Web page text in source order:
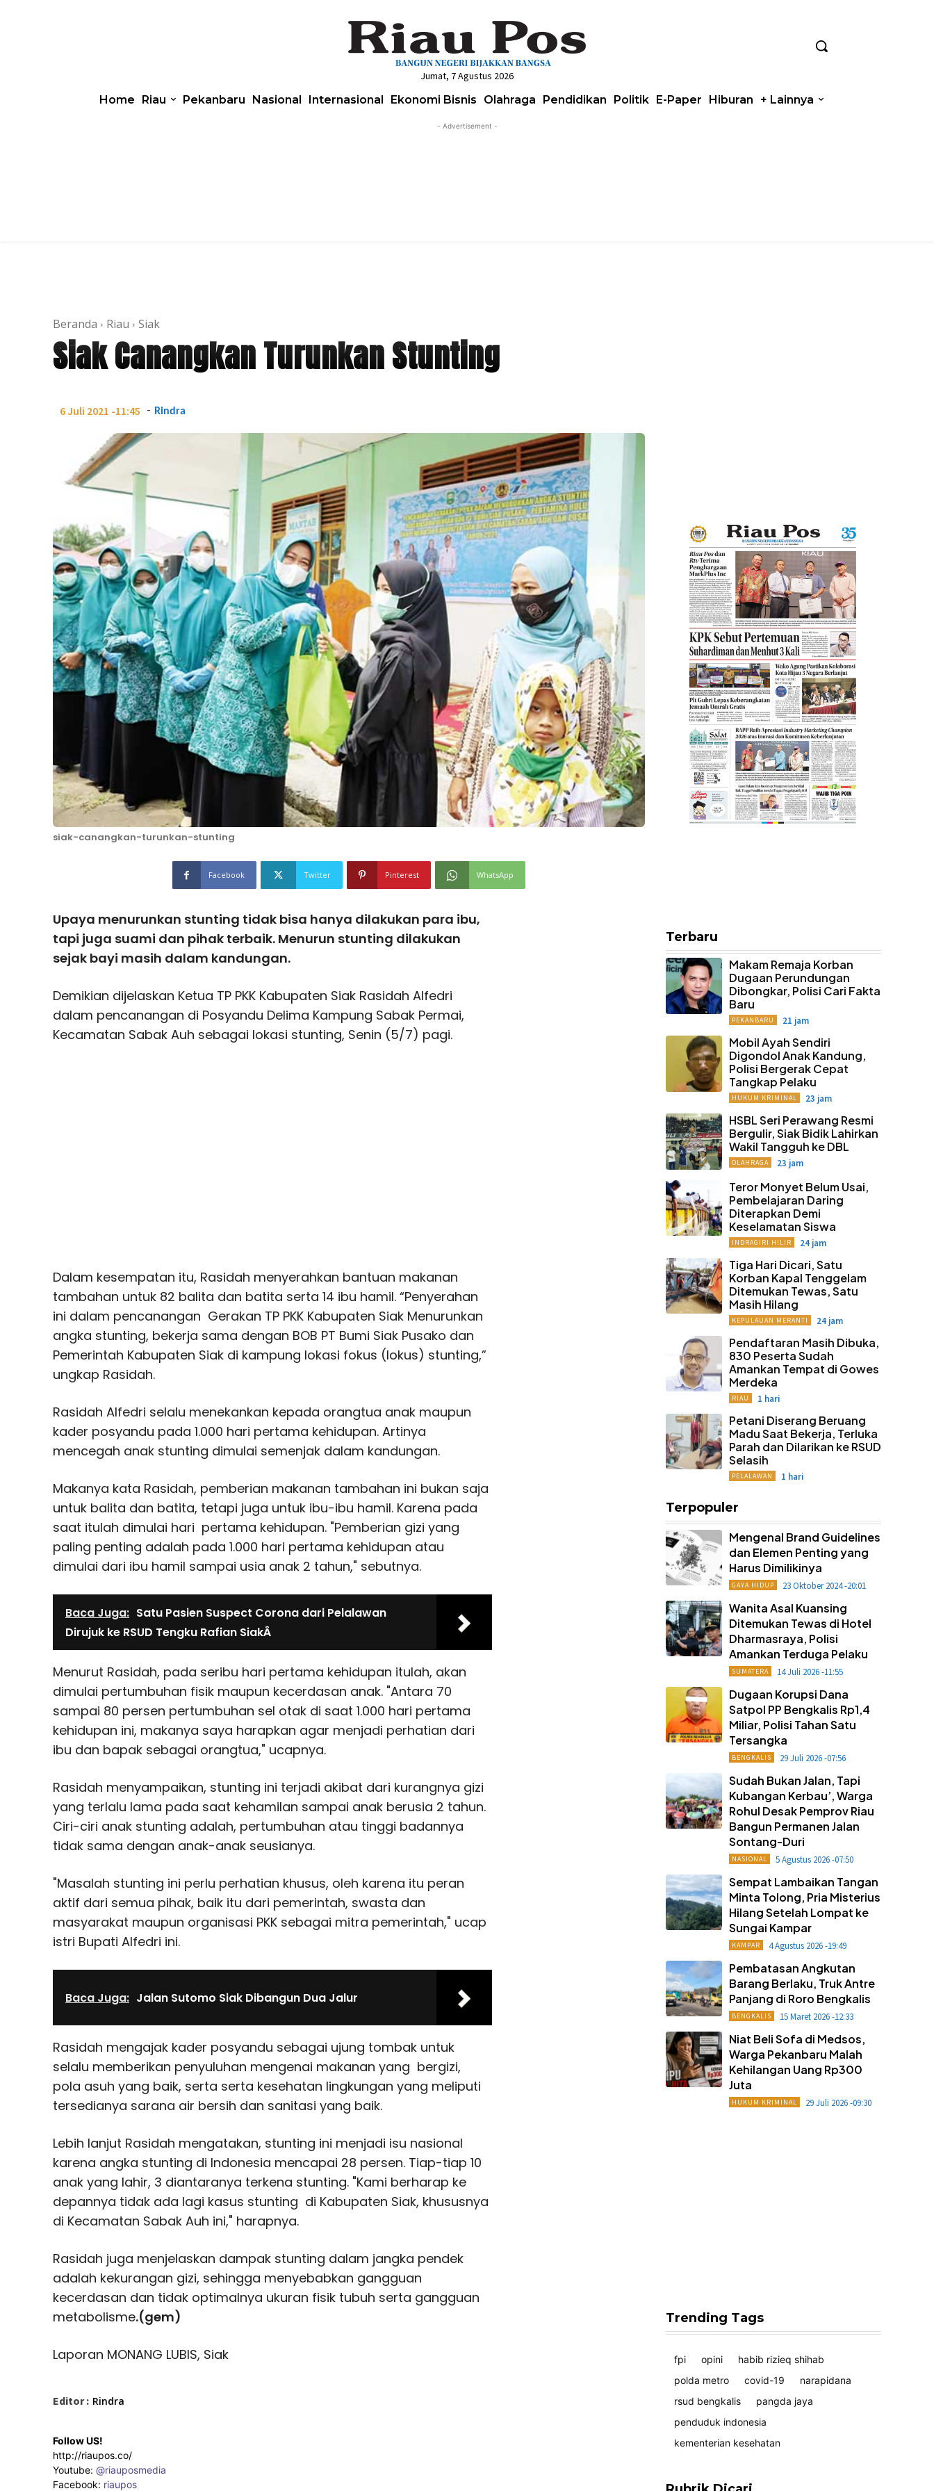
Jumat, 7 Agustus 2026
Home Riau Pekanbaru Nasional Internasional Ekonomi Bisnis Olahraga Pendidikan Politik E-Paper Hiburan + Lainnya
- Advertisement -
Beranda Riau Siak
Siak Canangkan Turunkan Stunting
6 Juli 2021 -11:45 - Rindra
siak-canangkan-turunkan-stunting
Facebook Twitter Pinterest WhatsApp
Upaya menurunkan stunting tidak bisa hanya dilakukan para ibu,
tapi juga suami dan pihak terbaik. Menurun stunting dilakukan
sejak bayi masih dalam kandungan.
Demikian dijelaskan Ketua TP PKK Kabupaten Siak Rasidah Alfedri
dalam pencanangan di Posyandu Delima Kampung Sabak Permai,
Kecamatan Sabak Auh sebagai lokasi stunting, Senin (5/7) pagi.
Dalam kesempatan itu, Rasidah menyerahkan bantuan makanan
tambahan untuk 82 balita dan batita serta 14 ibu hamil. “Penyerahan
ini dalam pencanangan Gerakan TP PKK Kabupaten Siak Menurunkan
angka stunting, bekerja sama dengan BOB PT Bumi Siak Pusako dan
Pemerintah Kabupaten Siak di kampung lokasi fokus (lokus) stunting,”
ungkap Rasidah.
Rasidah Alfedri selalu menekankan kepada orangtua anak maupun
kader posyandu pada 1.000 hari pertama kehidupan. Artinya
mencegah anak stunting dimulai semenjak dalam kandungan.
Makanya kata Rasidah, pemberian makanan tambahan ini bukan saja
untuk balita dan batita, tetapi juga untuk ibu-ibu hamil. Karena pada
saat itulah dimulai hari pertama kehidupan. "Pemberian gizi yang
paling penting adalah pada 1.000 hari pertama kehidupan atau
dimulai dari ibu hamil sampai usia anak 2 tahun," sebutnya.
Baca Juga: Satu Pasien Suspect Corona dari Pelalawan
Dirujuk ke RSUD Tengku Rafian SiakÂ
Menurut Rasidah, pada seribu hari pertama kehidupan itulah, akan
dimulai pertumbuhan fisik maupun kecerdasan anak. "Antara 70
sampai 80 persen pertumbuhan sel otak di saat 1.000 hari pertama
kehidupan ini, makanya saya harapkan agar menjadi perhatian dari
ibu dan bapak sebagai orangtua," ucapnya.
Rasidah menyampaikan, stunting ini terjadi akibat dari kurangnya gizi
yang terlalu lama pada saat kehamilan sampai anak berusia 2 tahun.
Ciri-ciri anak stunting adalah, pertumbuhan atau tinggi badannya
tidak sama dengan anak-anak seusianya.
"Masalah stunting ini perlu perhatian khusus, oleh karena itu peran
aktif dari semua pihak, baik itu dari pemerintah, swasta dan
masyarakat maupun organisasi PKK sebagai mitra pemerintah," ucap
istri Bupati Alfedri ini.
Baca Juga: Jalan Sutomo Siak Dibangun Dua Jalur
Rasidah mengajak kader posyandu sebagai ujung tombak untuk
selalu memberikan penyuluhan mengenai makanan yang bergizi,
pola asuh yang baik, serta serta kesehatan lingkungan yang meliputi
tersedianya sarana air bersih dan sanitasi yang baik.
Lebih lanjut Rasidah mengatakan, stunting ini menjadi isu nasional
karena angka stunting di Indonesia mencapai 28 persen. Tiap-tiap 10
anak yang lahir, 3 diantaranya terkena stunting. "Kami berharap ke
depannya tidak ada lagi kasus stunting di Kabupaten Siak, khususnya
di Kecamatan Sabak Auh ini," harapnya.
Rasidah juga menjelaskan dampak stunting dalam jangka pendek
adalah kekurangan gizi, sehingga menyebabkan gangguan
kecerdasan dan tidak optimalnya ukuran fisik tubuh serta gangguan
metabolisme.(gem)
Laporan MONANG LUBIS, Siak
Editor : Rindra
Follow US!
http://riaupos.co/
Youtube: @riauposmedia
Facebook: riaupos
Terbaru
Makam Remaja Korban
Dugaan Perundungan
Dibongkar, Polisi Cari Fakta
Baru
PEKANBARU 21 jam
Mobil Ayah Sendiri
Digondol Anak Kandung,
Polisi Bergerak Cepat
Tangkap Pelaku
HUKUM KRIMINAL 23 jam
HSBL Seri Perawang Resmi
Bergulir, Siak Bidik Lahirkan
Wakil Tangguh ke DBL
OLAHRAGA 23 jam
Teror Monyet Belum Usai,
Pembelajaran Daring
Diterapkan Demi
Keselamatan Siswa
INDRAGIRI HILIR 24 jam
Tiga Hari Dicari, Satu
Korban Kapal Tenggelam
Ditemukan Tewas, Satu
Masih Hilang
KEPULAUAN MERANTI 24 jam
Pendaftaran Masih Dibuka,
830 Peserta Sudah
Amankan Tempat di Gowes
Merdeka
RIAU 1 hari
Petani Diserang Beruang
Madu Saat Bekerja, Terluka
Parah dan Dilarikan ke RSUD
Selasih
PELALAWAN 1 hari
Terpopuler
Mengenal Brand Guidelines
dan Elemen Penting yang
Harus Dimilikinya
GAYA HIDUP 23 Oktober 2024 -20:01
Wanita Asal Kuansing
Ditemukan Tewas di Hotel
Dharmasraya, Polisi
Amankan Terduga Pelaku
SUMATERA 14 Juli 2026 -11:55
Dugaan Korupsi Dana
Satpol PP Bengkalis Rp1,4
Miliar, Polisi Tahan Satu
Tersangka
BENGKALIS 29 Juli 2026 -07:56
Sudah Bukan Jalan, Tapi
Kubangan Kerbau’, Warga
Rohul Desak Pemprov Riau
Bangun Permanen Jalan
Sontang-Duri
NASIONAL 5 Agustus 2026 -07:50
Sempat Lambaikan Tangan
Minta Tolong, Pria Misterius
Hilang Setelah Lompat ke
Sungai Kampar
KAMPAR 4 Agustus 2026 -19:49
Pembatasan Angkutan
Barang Berlaku, Truk Antre
Panjang di Roro Bengkalis
BENGKALIS 15 Maret 2026 -12:33
Niat Beli Sofa di Medsos,
Warga Pekanbaru Malah
Kehilangan Uang Rp300
Juta
HUKUM KRIMINAL 29 Juli 2026 -09:30
Trending Tags
fpi opini
habib rizieq shihab
polda metro
covid-19
narapidana
rsud bengkalis
pangda jaya
penduduk indonesia
kementerian kesehatan